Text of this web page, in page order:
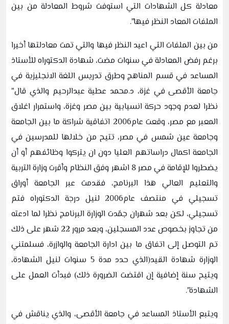
معادلة كل الشهادات التي استوفت شروط المعادلة من بين
الملفات المعاد النظر فيها".
من بين الملفات التي اعيد النظر فيها والتي تمت معادلتها أخيرا
برغم رفض المعادلة في سنوات مضت، شهادة الدكتوراه للأستاذ
المساعد في قسم المناهج وطرق تدريس اللغة الانجليزية في
جامعة الأقصى في غزة، د.محمد عطية عبدالرحيم والذي قال"
نظرا لعدم وجود حركة انسيابية بين مصر وغزة، واستمرار اغلاق
المعبر مع مصر، وقعت عام2006 اتفاقية شراكة ما بين الجامعة
وجامعة عين شمس في مصر، تتيح من خلالها للمدرسين في
الجامعة اكمال دراساتهم العليا دون ان يتركوا وظائفهم أو أن
يضطروا للإقامة في مصر 8 اشهر وفق النظام وأقرت وزارة التربية
والتعليم العالي هذا البرنامج، فقدمت عبر الجامعة أوراق
تسجيلي في منتصف عام2006 لنيل درجة الدكتوراه فتم
تسجيلي، لكن بعد شهران جمّدت الوزارة البرنامج نظرا لما ادعته
من تجاوز بخصوص عدد المسجلين، وبعد مرور 22 شهر على ذلك
تم التوصل إلى اتفاق ما بين ادارة الجامعة والوازرة، فسلمتني
الوزارة شهادة القيد(الذي حدد مدة 5 سنوات لنيل الشهادة،
ويتيح سنة إضافية إن اقتضت الضرورة ذلك) فبدأت العمل على
الشهادة".
ويتبع الأستاذ المساعد في جامعة الأقصى، والذي يناقش في